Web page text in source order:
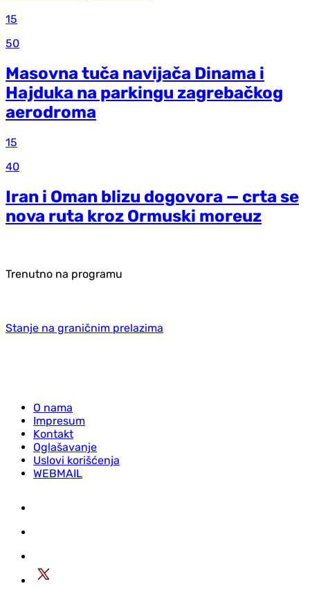
15
50
Masovna tuča navijača Dinama i
Hajduka na parkingu zagrebačkog
aerodroma
15
40
Iran i Oman blizu dogovora — crta se
nova ruta kroz Ormuski moreuz
Trenutno na programu
Stanje na graničnim prelazima
O nama
Impresum
Kontakt
Oglašavanje
Uslovi korišćenja
WEBMAIL